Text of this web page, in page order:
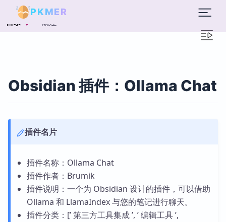
PKMER
目录 概述
Obsidian 插件：Ollama Chat
插件名片
插件名称：Ollama Chat
插件作者：Brumik
插件说明：一个为 Obsidian 设计的插件，可以借助
Ollama 和 LlamaIndex 与您的笔记进行聊天。
插件分类：[’ 第三方工具集成 ’, ’ 编辑工具 ’,